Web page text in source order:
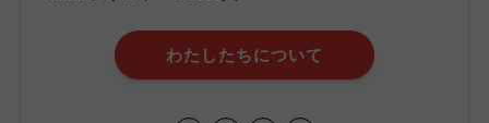
わたしたちについて